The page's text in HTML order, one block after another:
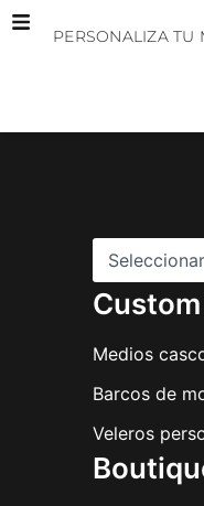
PERSONALIZA TU
Medios
Barcos de
Veleros